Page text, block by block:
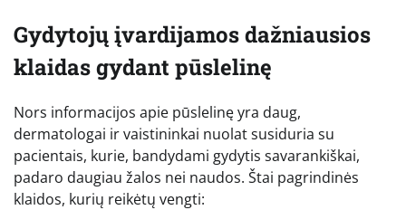
Gydytojų įvardijamos dažniausios
klaidas gydant pūslelinę
Nors informacijos apie pūslelinę yra daug,
dermatologai ir vaistininkai nuolat susiduria su
pacientais, kurie, bandydami gydytis savarankiškai,
padaro daugiau žalos nei naudos. Štai pagrindinės
klaidos, kurių reikėtų vengti: